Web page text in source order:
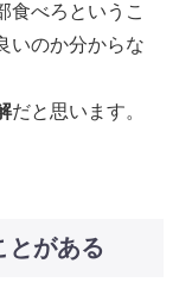
食べろというこ
いのか分からな
だと思います。
とがある